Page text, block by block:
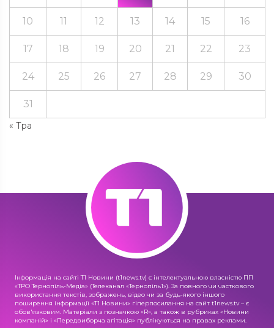
« Тра
10 11 12 13 14 15 16
17 18 19 20 21 22 23
24 25 26 27 28 29 30
31
Інформація на сайті Т1 Новини (t1news.tv) є інтелектуальною власністю ПП
«ТРО Тернопіль-Медіа» (Телеканал «Тернопіль1»). За повного чи часткового
використання текстів, зображень, відео чи за будь-якого іншого
поширення інформації «Т1 Новини» гіперпосилання на сайт t1news.tv – є
обов'язковим. Матеріали з позначкою «R», а також в рубриках «Новини
компаній» і «Передвиборча агітація» публікуються на правах реклами.